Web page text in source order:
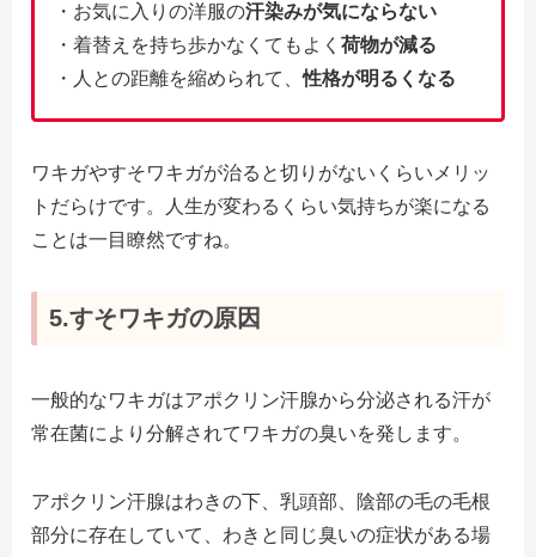
・お気に入りの洋服の汗染みが気にならない
・着替えを持ち歩かなくてもよく 荷物が減る
・人との距離を縮められて、性格が明るくなる
ワキガやすそワキガが治ると切りがないくらいメリッ
トだらけです。人生が変わるくらい気持ちが楽になる
ことは一目瞭然ですね。
5.すそワキガの原因
一般的なワキガはアポクリン汗腺から分泌される汗が
常在菌により分解されてワキガの臭いを発します。
アポクリン汗腺はわきの下、乳頭部、陰部の毛の毛根
部分に存在していて、わきと同じ臭いの症状がある場